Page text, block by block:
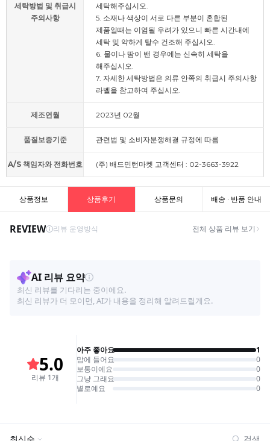
세탁방법 및 취급시
주의사항
세탁해주십시오.
5. 소재나 색상이 서로 다른 부분이 혼합된
제품일때는 이염될 우려가 있으니 빠른 시간내에
세탁 및 약하게 탈수 건조해 주십시오.
6. 물이나 땀이 밴 경우에는 신속히 세탁을
해주십시오.
7. 자세한 세탁방법은 의류 안쪽의 취급시 주의사항
라벨을 참고하여 주십시오.
제조연월 2023년 02월
품질보증기준 관련법 및 소비자분쟁해결 규정에 따름
A/S 책임자와 전화번호 (주) 배드민턴마켓 고객센터 : 02-3663-3922
상품정보 상품후기 상품문의 배송 · 반품 안내